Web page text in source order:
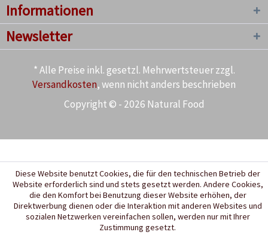
Informationen
Newsletter
* Alle Preise inkl. gesetzl. Mehrwertsteuer zzgl.
Versandkosten, wenn nicht anders beschrieben
Copyright © - 2026 Natural Food
Diese Website benutzt Cookies, die für den technischen Betrieb der
Website erforderlich sind und stets gesetzt werden. Andere Cookies,
die den Komfort bei Benutzung dieser Website erhöhen, der
Direktwerbung dienen oder die Interaktion mit anderen Websites und
sozialen Netzwerken vereinfachen sollen, werden nur mit Ihrer
Zustimmung gesetzt.